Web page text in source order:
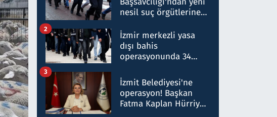
nesil suç örgütlerine
hakkında gözaltı kararı
İzmir merkezli yasa
dışı bahis
operasyonunda 34
Milyar liralık para
trafiği tespit edildi
2
İzmit Belediyesi'ne
operasyon! Başkan
Fatma Kaplan Hürriyet
3